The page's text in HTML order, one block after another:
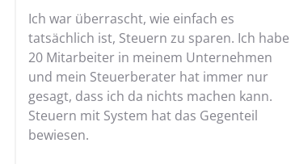
Ich war überrascht, wie einfach es
tatsächlich ist, Steuern zu sparen. Ich habe
20 Mitarbeiter in meinem Unternehmen
und mein Steuerberater hat immer nur
gesagt, dass ich da nichts machen kann.
Steuern mit System hat das Gegenteil
bewiesen.